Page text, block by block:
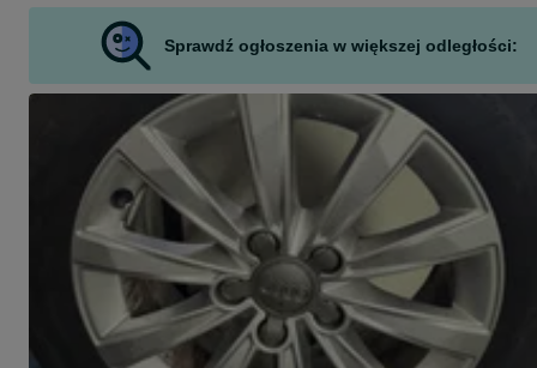
Sprawdź ogłoszenia w większej odległości: